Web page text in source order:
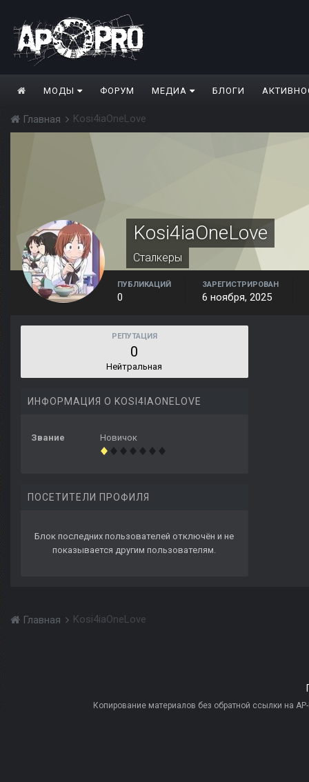
МОДЫ ФОРУМ МЕДИА БЛОГИ
Главная Kosi4iaOneLove
Kosi4iaOneLove
Сталкеры
ПУБЛИКАЦИЙ
0
ЗАРЕГИСТРИРОВАН
6 ноября, 2025
РЕПУТАЦИЯ
0
Нейтральная
ИНФОРМАЦИЯ О KOSI4IAONELOVE
Звание Новичок
ПОСЕТИТЕЛИ ПРОФИЛЯ
Блок последних пользователей отключён и не
показывается другим пользователям.
Главная Kosi4iaOneLove
Копирование материалов без обратной ссылки на